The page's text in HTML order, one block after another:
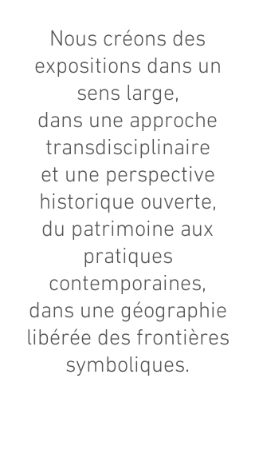
Nous créons des
expositions dans un
sens large,
dans une approche
transdisciplinaire
et une perspective
historique ouverte,
du patrimoine aux
pratiques
contemporaines,
dans une géographie
libérée des frontières
symboliques.